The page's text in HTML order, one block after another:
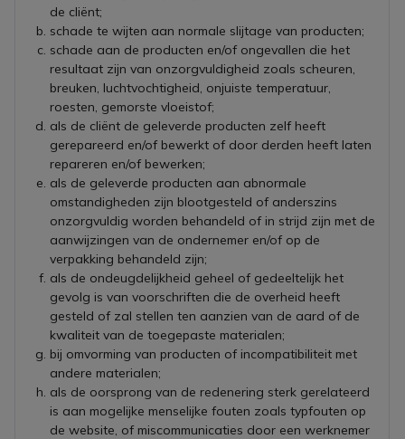
de cliënt;
schade te wijten aan normale slijtage van producten;
schade aan de producten en/of ongevallen die het
resultaat zijn van onzorgvuldigheid zoals scheuren,
breuken, luchtvochtigheid, onjuiste temperatuur,
roesten, gemorste vloeistof;
als de cliënt de geleverde producten zelf heeft
gerepareerd en/of bewerkt of door derden heeft laten
repareren en/of bewerken;
als de geleverde producten aan abnormale
omstandigheden zijn blootgesteld of anderszins
onzorgvuldig worden behandeld of in strijd zijn met de
aanwijzingen van de ondernemer en/of op de
verpakking behandeld zijn;
als de ondeugdelijkheid geheel of gedeeltelijk het
gevolg is van voorschriften die de overheid heeft
gesteld of zal stellen ten aanzien van de aard of de
kwaliteit van de toegepaste materialen;
bij omvorming van producten of incompatibiliteit met
andere materialen;
als de oorsprong van de redenering sterk gerelateerd
is aan mogelijke menselijke fouten zoals typfouten op
de website, of miscommunicaties door een werknemer